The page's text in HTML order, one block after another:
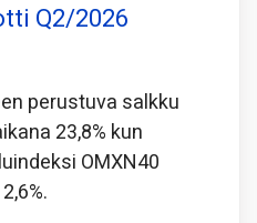
Q2/2026
perustuva salkku
23,8% kun
OMXN40